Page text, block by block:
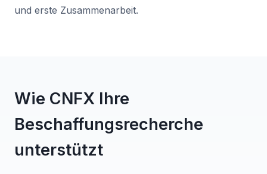
und erste Zusammenarbeit.
Wie CNFX Ihre
Beschaffungsrecherche
unterstützt